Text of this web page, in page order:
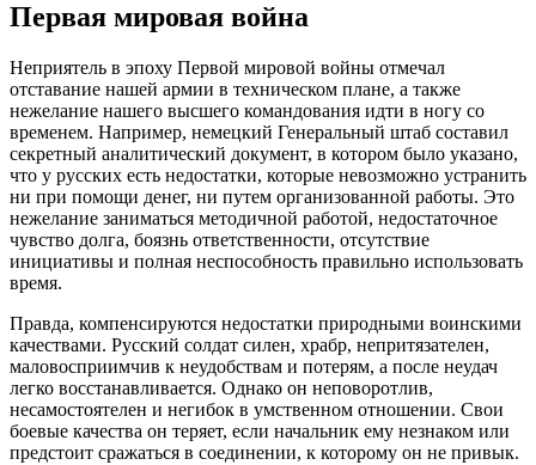
Первая мировая война
Неприятель в эпоху Первой мировой войны отмечал
отставание нашей армии в техническом плане, а также
нежелание нашего высшего командования идти в ногу со
временем. Например, немецкий Генеральный штаб составил
секретный аналитический документ, в котором было указано,
что у русских есть недостатки, которые невозможно устранить
ни при помощи денег, ни путем организованной работы. Это
нежелание заниматься методичной работой, недостаточное
чувство долга, боязнь ответственности, отсутствие
инициативы и полная неспособность правильно использовать
время.
Правда, компенсируются недостатки природными воинскими
качествами. Русский солдат силен, храбр, непритязателен,
маловосприимчив к неудобствам и потерям, а после неудач
легко восстанавливается. Однако он неповоротлив,
несамостоятелен и негибок в умственном отношении. Свои
боевые качества он теряет, если начальник ему незнаком или
предстоит сражаться в соединении, к которому он не привык.